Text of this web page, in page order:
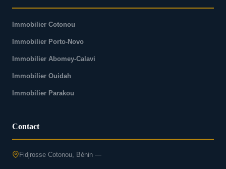
Immobilier Cotonou
Immobilier Porto-Novo
Immobilier Abomey-Calavi
Immobilier Ouidah
Immobilier Parakou
Contact
Fidjrosse Cotonou, Bénin —